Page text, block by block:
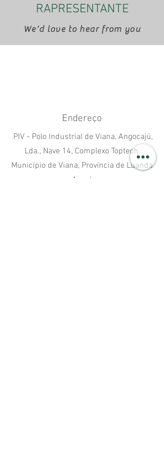
RAPRESENTANTE
We'd love to hear from you
Endereço
PIV - Polo Industrial de Viana, Angocajú,
Lda., Nave 14, Complexo Toptech,
Município de Viana, Província de Luanda
- Angola